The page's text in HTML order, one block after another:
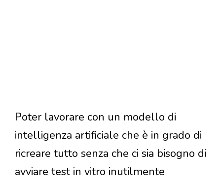
Poter lavorare con un modello di
intelligenza artificiale che è in grado di
ricreare tutto senza che ci sia bisogno di
avviare test in vitro inutilmente